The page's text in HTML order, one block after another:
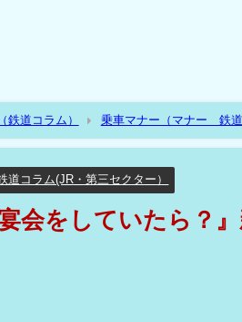
鉄道コラム） 乗車マナー（マナー 鉄道
道コラム(JR・第三セクター）
会をしていたら？